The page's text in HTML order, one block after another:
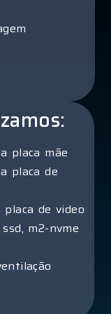
placa mãe
placa de
de video
m2-nvme